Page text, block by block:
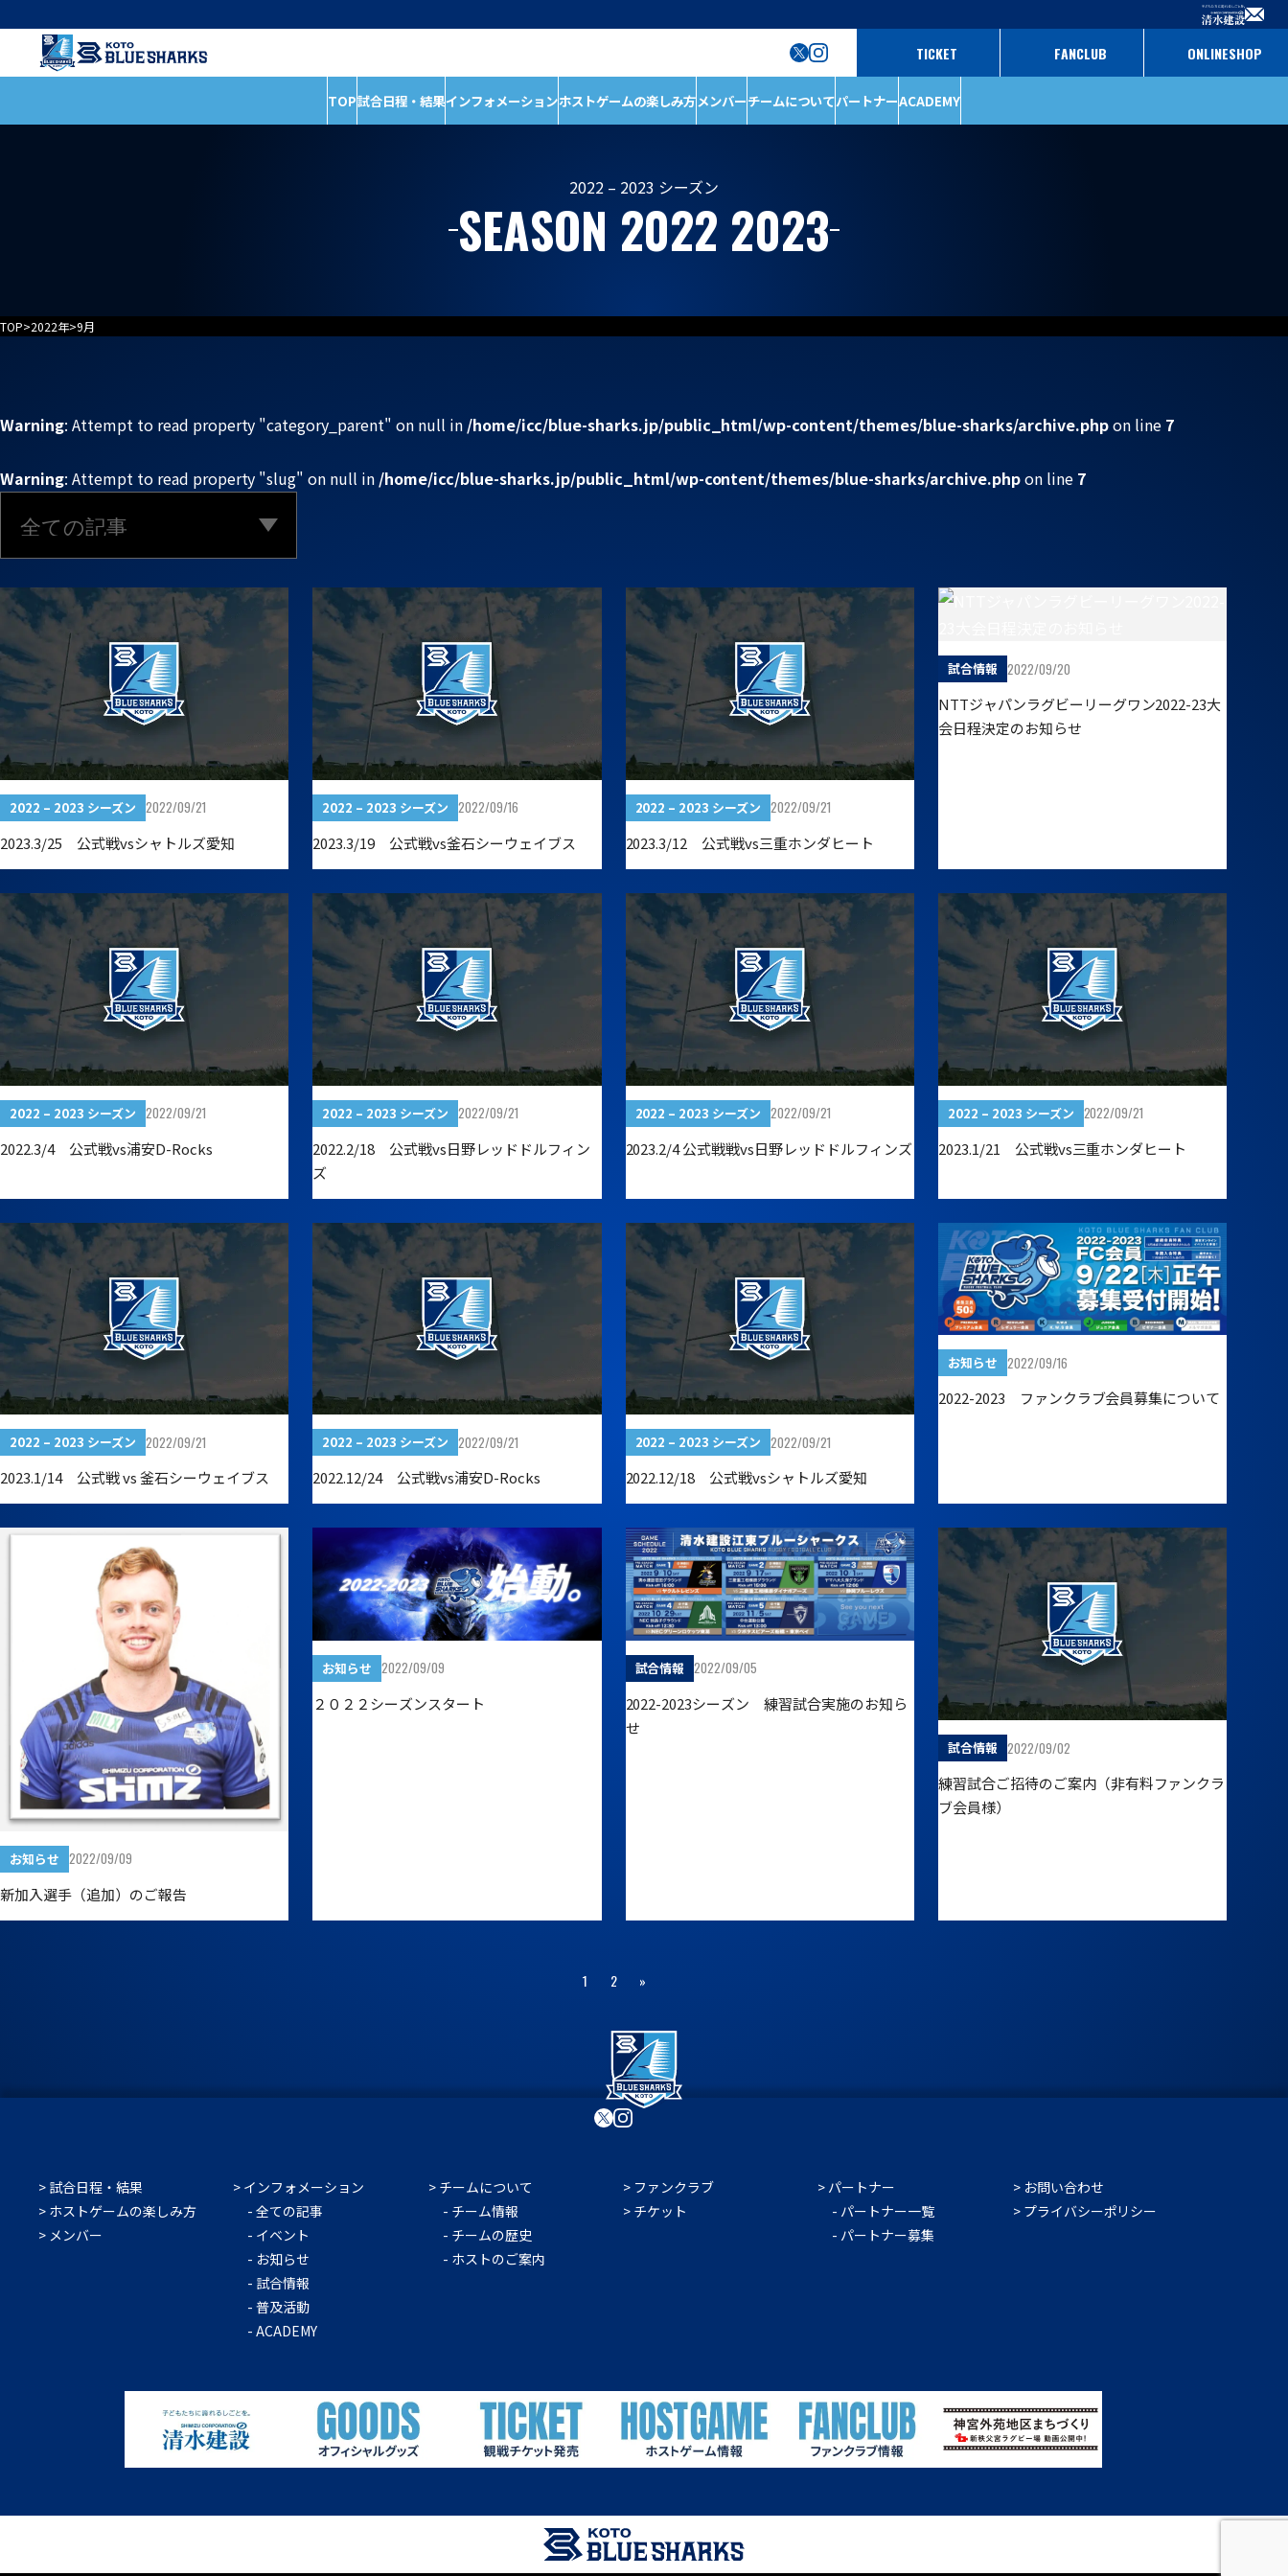
TICKET FANCLUB ONLINESHOP
TOP試合日程・結果インフォメーションホストゲームの楽しみ方メンバーチームについてパートナーACADEMY
2022 – 2023 シーズン
SEASON 2022 2023
TOP>2022年>9月
Warning: Attempt to read property "category_parent" on null in /home/icc/blue-sharks.jp/public_html/wp-content/themes/blue-sharks/archive.phpon line 7
Warning: Attempt to read property "slug" on null in /home/icc/blue-sharks.jp/public_html/wp-content/themes/blue-sharks/archive.phpon line 7
2022 – 2023 シーズン 2022/09/21
2023.3/25 公式戦vsシャトルズ愛知
2022 – 2023 シーズン 2022/09/16
2023.3/19 公式戦vs釜石シーウェイブス
2022 – 2023 シーズン 2022/09/21
2023.3/12 公式戦vs三重ホンダヒート
試合情報 2022/09/20
NTTジャパンラグビーリーグワン2022-23大
会日程決定のお知らせ
2022 – 2023 シーズン 2022/09/21
2022.3/4 公式戦vs浦安D-Rocks
2022 – 2023 シーズン 2022/09/21
2022.2/18 公式戦vs日野レッドドルフィン
ズ
2022 – 2023 シーズン 2022/09/21
2023.2/4 公式戦戦vs日野レッドドルフィンズ
2022 – 2023 シーズン 2022/09/21
2023.1/21 公式戦vs三重ホンダヒート
2022 – 2023 シーズン 2022/09/21
2023.1/14 公式戦 vs 釜石シーウェイブス
2022 – 2023 シーズン 2022/09/21
2022.12/24 公式戦vs浦安D-Rocks
2022 – 2023 シーズン 2022/09/21
2022.12/18 公式戦vsシャトルズ愛知
お知らせ 2022/09/16
2022-2023 ファンクラブ会員募集について
お知らせ 2022/09/09
新加入選手（追加）のご報告
お知らせ 2022/09/09
２０２２シーズンスタート￼
試合情報 2022/09/05
2022-2023シーズン 練習試合実施のお知ら
せ
試合情報 2022/09/02
練習試合ご招待のご案内（非有料ファンクラ
ブ会員様）
1 2 »
ホストゲームについ
て
D1/D2入替戦
ホストゲーム最終
メンバー
ホストのご案内
ACADEMY
プライバシーポリシー
試合日程・結果
ホストゲームの楽しみ方
メンバー
インフォメーション
全ての記事
イベント
お知らせ
試合情報
普及活動
ACADEMY
チームについて
チーム情報
チームの歴史
ホストのご案内
ファンクラブ
チケット
パートナー
パートナー一覧
パートナー募集
お問い合わせ
プライバシーポリシー